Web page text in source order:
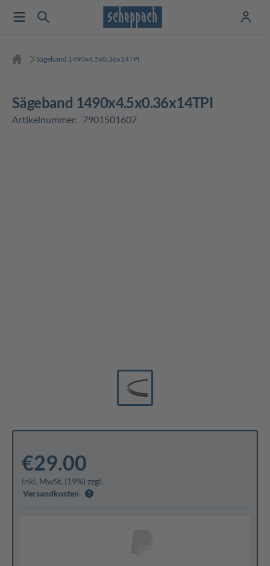
Sägeband 1490x4.5x0.36x14TPI
Sägeband 1490x4.5x0.36x14TPI
Artikelnummer: 7901501607
€29.00
inkl. MwSt. (19%) zzgl.
Versandkosten